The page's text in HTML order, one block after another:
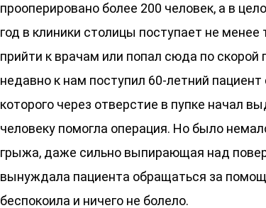
прооперировано более 200 человек, а в
год в клиники столицы поступает не менее
прийти к врачам или попал сюда по
недавно к нам поступил 60-летний
которого через отверстие в пупке начал
человеку помогла операция. Но было
грыжа, даже сильно выпирающая над
вынуждала пациента обращаться за
беспокоила и ничего не болело.